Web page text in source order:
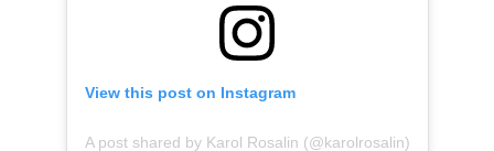
View this post on Instagram
A post shared by Karol Rosalin (@karolrosalin)